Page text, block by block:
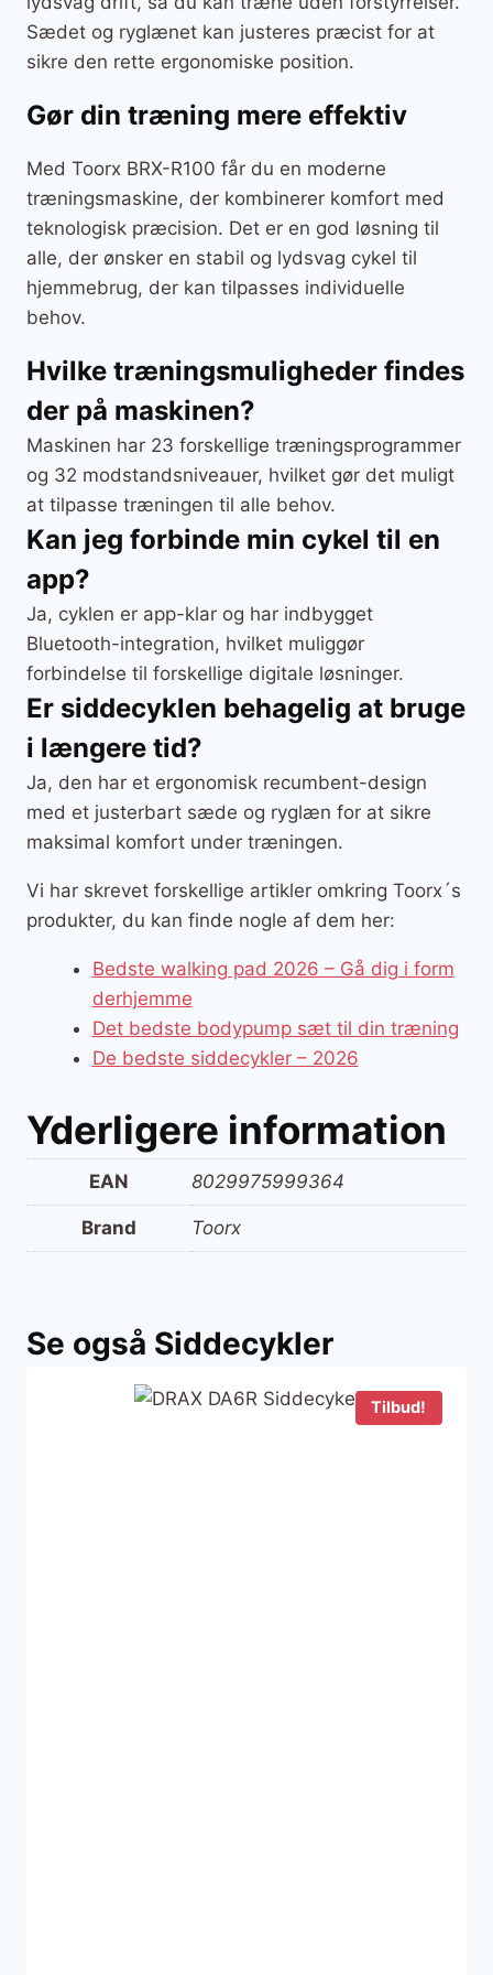
Sædet og ryglænet kan justeres præcist for at
sikre den rette ergonomiske position.
Gør din træning mere effektiv
Med Toorx BRX-R100 får du en moderne
træningsmaskine, der kombinerer komfort med
teknologisk præcision. Det er en god løsning til
alle, der ønsker en stabil og lydsvag cykel til
hjemmebrug, der kan tilpasses individuelle
behov.
Hvilke træningsmuligheder findes
der på maskinen?
Maskinen har 23 forskellige træningsprogrammer
og 32 modstandsniveauer, hvilket gør det muligt
at tilpasse træningen til alle behov.
Kan jeg forbinde min cykel til en
app?
Ja, cyklen er app-klar og har indbygget
Bluetooth-integration, hvilket muliggør
forbindelse til forskellige digitale løsninger.
Er siddecyklen behagelig at bruge
i længere tid?
Ja, den har et ergonomisk recumbent-design
med et justerbart sæde og ryglæn for at sikre
maksimal komfort under træningen.
Vi har skrevet forskellige artikler omkring Toorx´s
produkter, du kan finde nogle af dem her:
Bedste walking pad 2026 – Gå dig i form
derhjemme
Det bedste bodypump sæt til din træning
De bedste siddecykler – 2026
Yderligere information
EAN 8029975999364
Brand Toorx
Se også Siddecykler
Tilbud!